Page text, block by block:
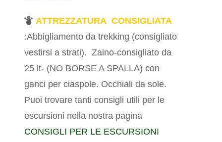
ATTREZZATURA CONSIGLIATA
:Abbigliamento da trekking (consigliato
vestirsi a strati).Zaino-consigliato da
25 lt- (NO BORSE A SPALLA) con
ganci per ciaspole. Occhiali da sole.
Puoi trovare tanti consigli utili per le
escursioni nella nostra pagina
CONSIGLI PER LE ESCURSIONI